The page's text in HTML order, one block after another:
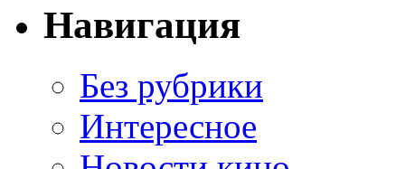
Навигация
Без рубрики
Интересное